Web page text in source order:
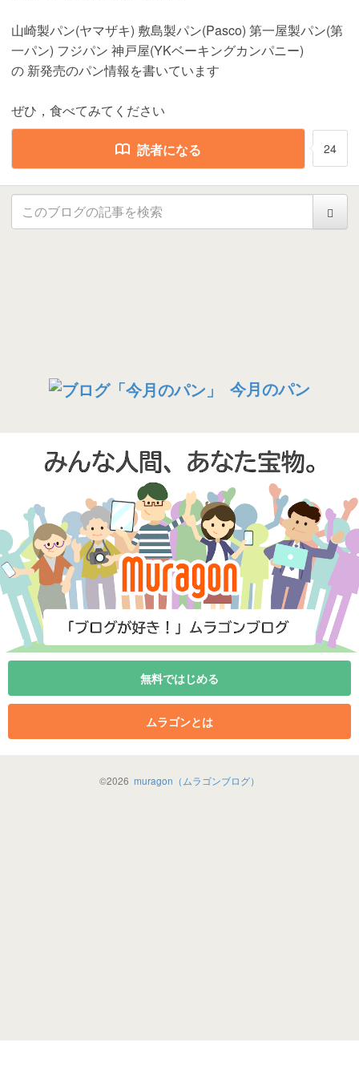
山崎製パン(ヤマザキ) 敷島製パン(Pasco) 第一屋製パン(第
一パン) フジパン 神戸屋(YKベーキングカンパニー)
の 新発売のパン情報を書いています
ぜひ，食べてみてください
読者になる 24
今月のパン
無料ではじめる
ムラゴンとは
©2026 muragon（ムラゴンブログ）